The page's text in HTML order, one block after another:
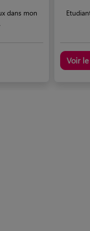
dans mon
Voir